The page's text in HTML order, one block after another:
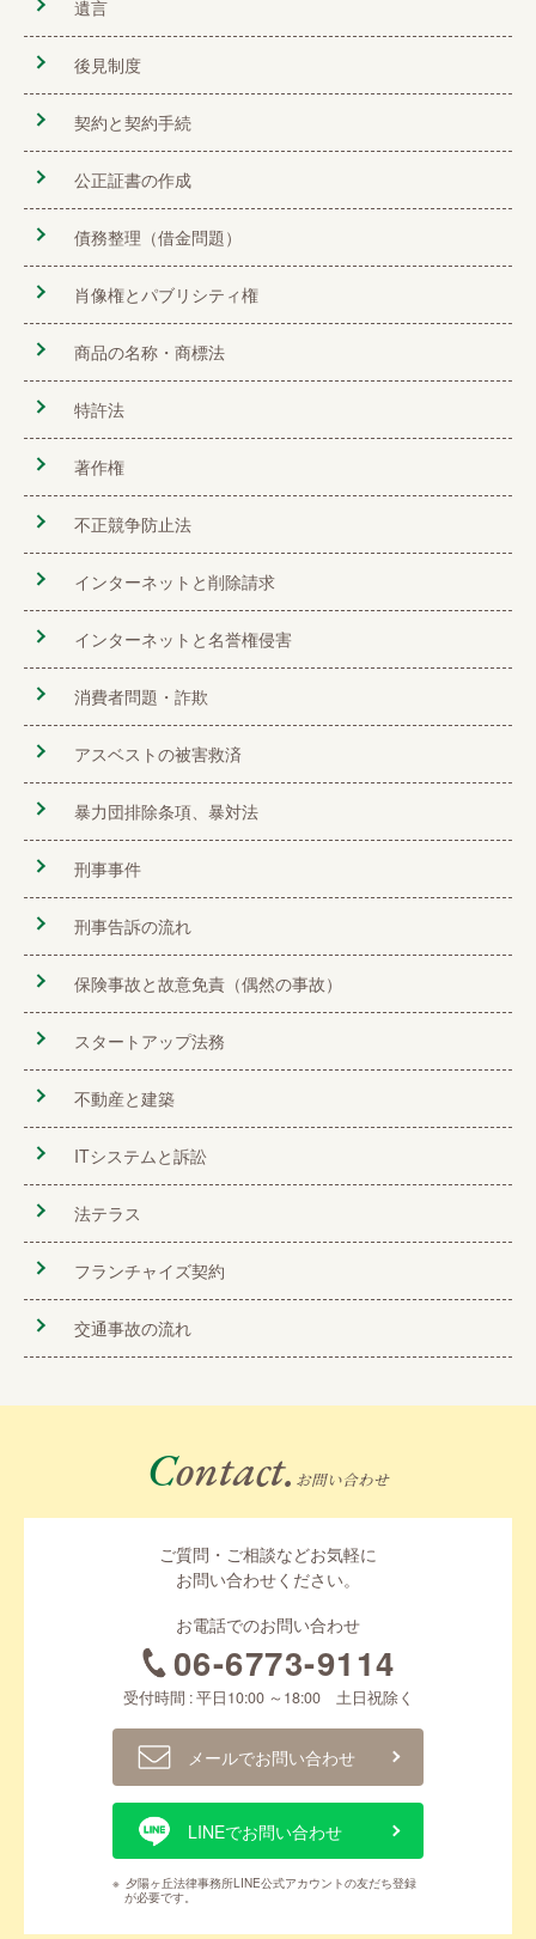
遺言
後見制度
契約と契約手続
公正証書の作成
債務整理（借金問題）
肖像権とパブリシティ権
商品の名称・商標法
特許法
著作権
不正競争防止法
インターネットと削除請求
インターネットと名誉権侵害
消費者問題・詐欺
アスベストの被害救済
暴力団排除条項、暴対法
刑事事件
刑事告訴の流れ
保険事故と故意免責（偶然の事故）
スタートアップ法務
不動産と建築
ITシステムと訴訟
法テラス
フランチャイズ契約
交通事故の流れ
Contact. お問い合わせ
ご質問・ご相談などお気軽に
お問い合わせください。
お電話でのお問い合わせ
06-6773-9114
受付時間 : 平日10:00 ～18:00 土日祝除く
メールでお問い合わせ
LINEでお問い合わせ
※ 夕陽ヶ丘法律事務所LINE公式アカウントの友だち登録
が必要です。